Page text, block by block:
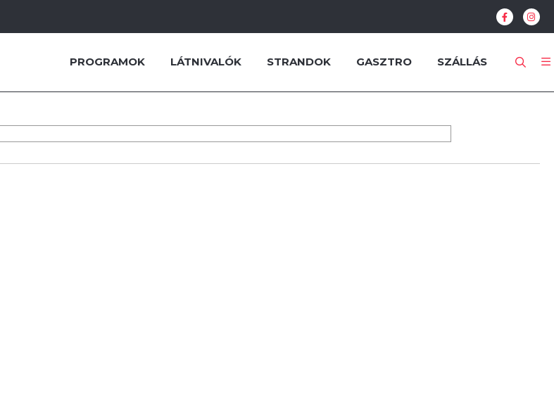
PROGRAMOK LÁTNIVALÓK STRANDOK GASZTRO SZÁLLÁS